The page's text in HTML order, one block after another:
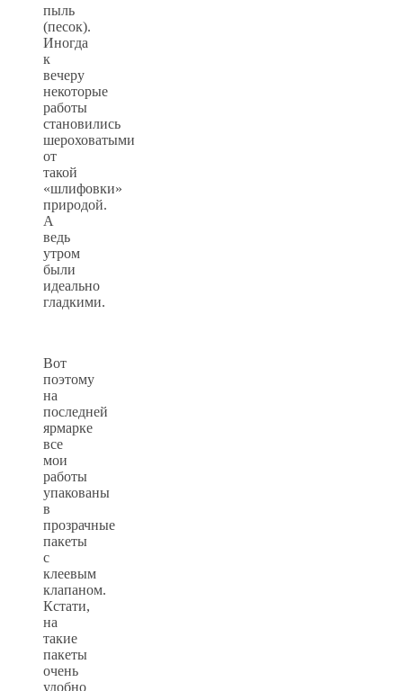
пыль
(песок).
Иногда
к
вечеру
некоторые
работы
становились
шероховатыми
от
такой
«шлифовки»
природой.
А
ведь
утром
были
идеально
гладкими.
Вот
поэтому
на
последней
ярмарке
все
мои
работы
упакованы
в
прозрачные
пакеты
с
клеевым
клапаном.
Кстати,
на
такие
пакеты
очень
удобно